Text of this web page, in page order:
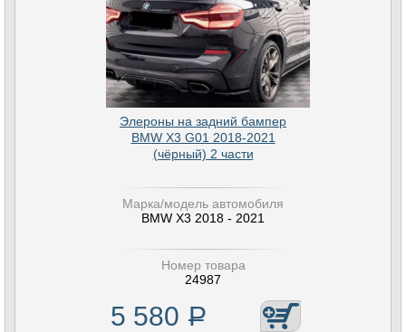
Элероны на задний бампер
BMW X3 G01 2018-2021
(чёрный) 2 части
Марка/модель автомобиля
BMW X3 2018 - 2021
Номер товара
24987
5 580 Р